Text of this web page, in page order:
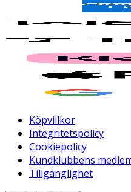
Köpvillkor
Integritetspolicy
Cookiepolicy
Kundklubbens
Tillgänglighet